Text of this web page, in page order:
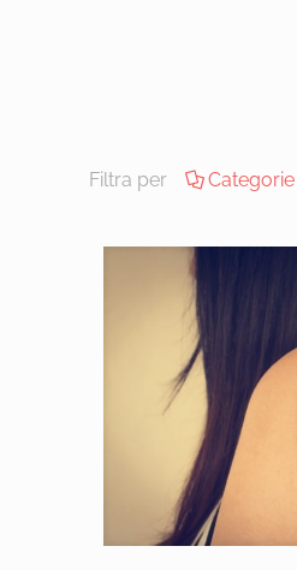
Filtra per Categorie